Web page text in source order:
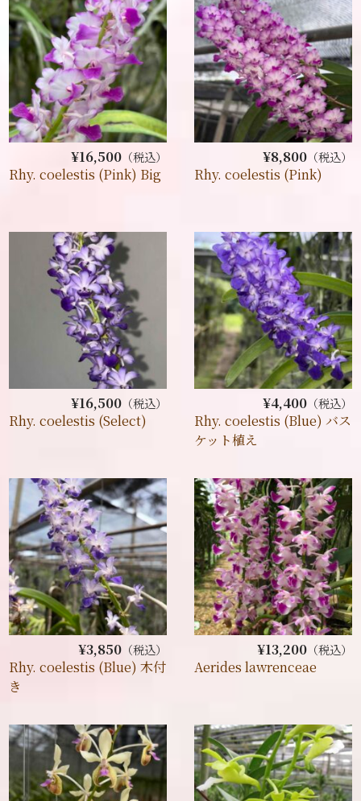
¥16,500（税込）
Rhy. coelestis (Pink) Big
¥8,800（税込）
Rhy. coelestis (Pink)
¥16,500（税込）
Rhy. coelestis (Select)
¥4,400（税込）
Rhy. coelestis (Blue) バス
ケット植え
¥3,850（税込）
Rhy. coelestis (Blue) 木付
き
¥13,200（税込）
Aerides lawrenceae